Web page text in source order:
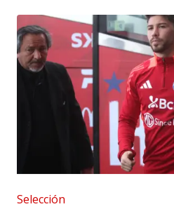
Selección